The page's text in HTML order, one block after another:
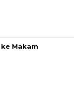
Makam